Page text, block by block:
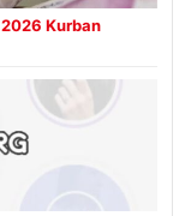
Kurban